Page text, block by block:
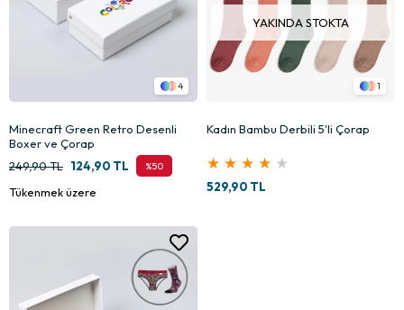
4
Minecraft Green Retro Desenli
Boxer ve Çorap
%50
124,90 TL
249,90 TL
Tükenmek üzere
YAKINDA STOKTA
1
Kadın Bambu Derbili 5'li Çorap
★ ★ ★ ★ ★
529,90 TL